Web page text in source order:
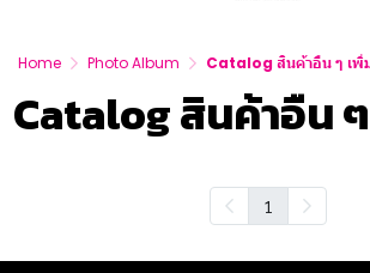
Home Photo Album Catalog สินค้าอืน ๆ เพิ่
Catalog สินค้าอืน
1